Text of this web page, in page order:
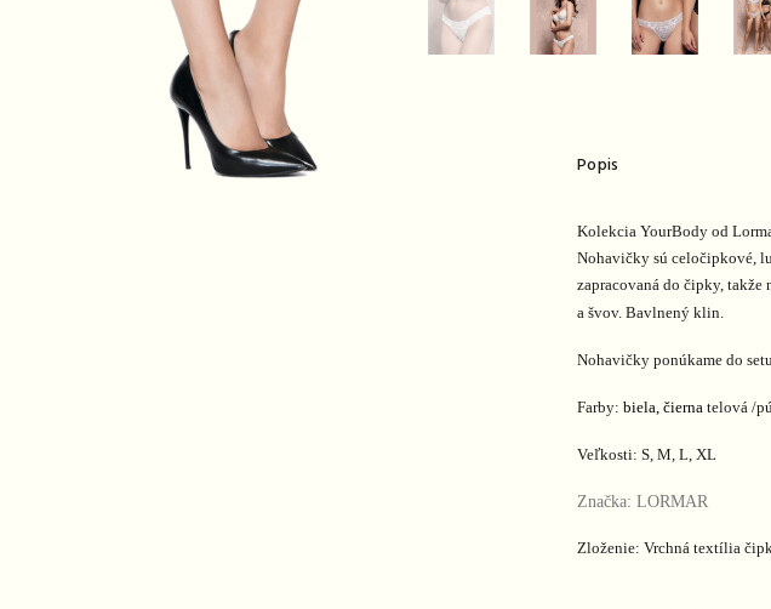
Popis
Kolekcia YourBody od
Nohavičky sú celočipkové,
zapracovaná do čipky,
a švov. Bavlnený klin.
Nohavičky ponúkame do
Farby: biela, čiernatelová /
Veľkosti: S, M, L, XL
Značka: LORMAR
Zloženie: Vrchná textília